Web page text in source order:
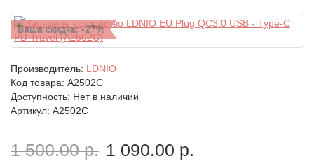
Ваша скидка: -27%
Производитель: LDNIO
Код товара: A2502C
Доступность: Нет в наличии
Артикул: A2502C
1 500.00 р. 1 090.00 р.